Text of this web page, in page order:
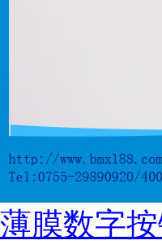
薄膜数字